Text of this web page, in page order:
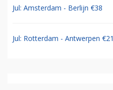
Jul: Amsterdam - Berlijn €38
Jul: Rotterdam - Antwerpen €21